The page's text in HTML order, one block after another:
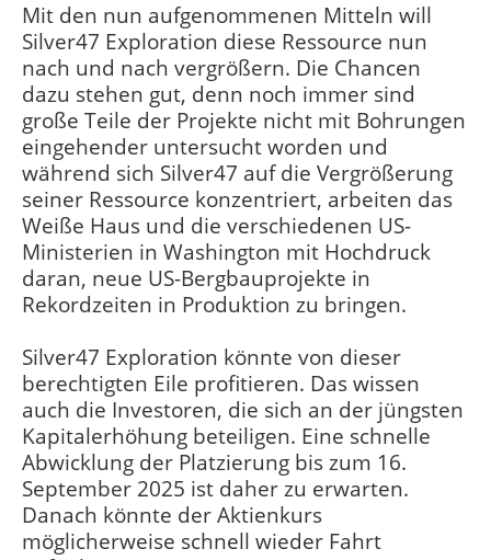
Mit den nun aufgenommenen Mitteln will
Silver47 Exploration diese Ressource nun
nach und nach vergrößern. Die Chancen
dazu stehen gut, denn noch immer sind
große Teile der Projekte nicht mit Bohrungen
eingehender untersucht worden und
während sich Silver47 auf die Vergrößerung
seiner Ressource konzentriert, arbeiten das
Weiße Haus und die verschiedenen US-
Ministerien in Washington mit Hochdruck
daran, neue US-Bergbauprojekte in
Rekordzeiten in Produktion zu bringen.
Silver47 Exploration könnte von dieser
berechtigten Eile profitieren. Das wissen
auch die Investoren, die sich an der jüngsten
Kapitalerhöhung beteiligen. Eine schnelle
Abwicklung der Platzierung bis zum 16.
September 2025 ist daher zu erwarten.
Danach könnte der Aktienkurs
möglicherweise schnell wieder Fahrt